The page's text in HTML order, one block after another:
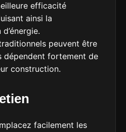
efficacité
ainsi la
peuvent être
dépendent fortement de
construction.
facilement les